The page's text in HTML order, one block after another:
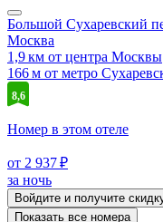
Большой Сухаревский
Москва
1,9 км от центра Москвы
166 м от метро
8,6
Номер в этом отеле
от 2 937 ₽
за ночь
Войдите и получите
Показать все номера